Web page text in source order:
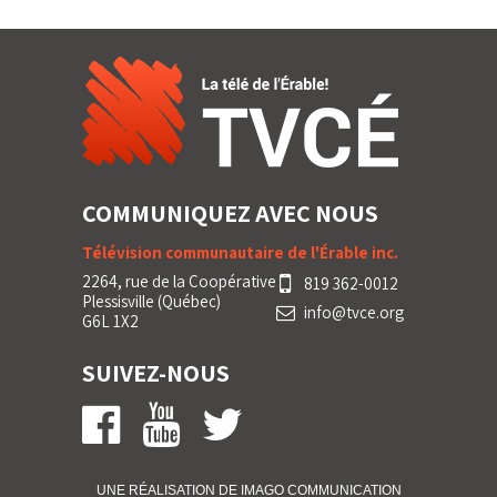
COMMUNIQUEZ AVEC NOUS
Télévision communautaire de l'Érable inc.
2264, rue de la Coopérative
Plessisville (Québec)
G6L 1X2
819 362-0012
info@tvce.org
SUIVEZ-NOUS
UNE RÉALISATION DE IMAGOCOMMUNICATION